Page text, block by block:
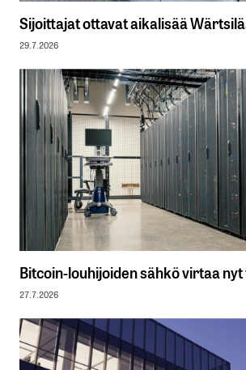
Sijoittajat ottavat aikalisää
29.7.2026
Bitcoin-louhijoiden sähkö virtaa
27.7.2026